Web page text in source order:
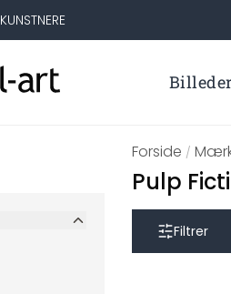
KUNSTNERE
Billeder
Forside /
Pulp
Filtrer